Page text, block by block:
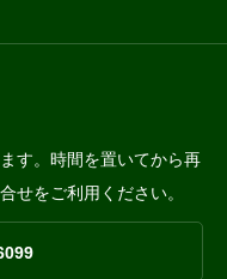
す。時間を置いてから再
せをご利用ください。